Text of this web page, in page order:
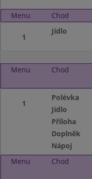
Menu Chod
1
Jídlo
Menu Chod
1
Polévka
Jídlo
Příloha
Doplněk
Nápoj
Menu
Chod